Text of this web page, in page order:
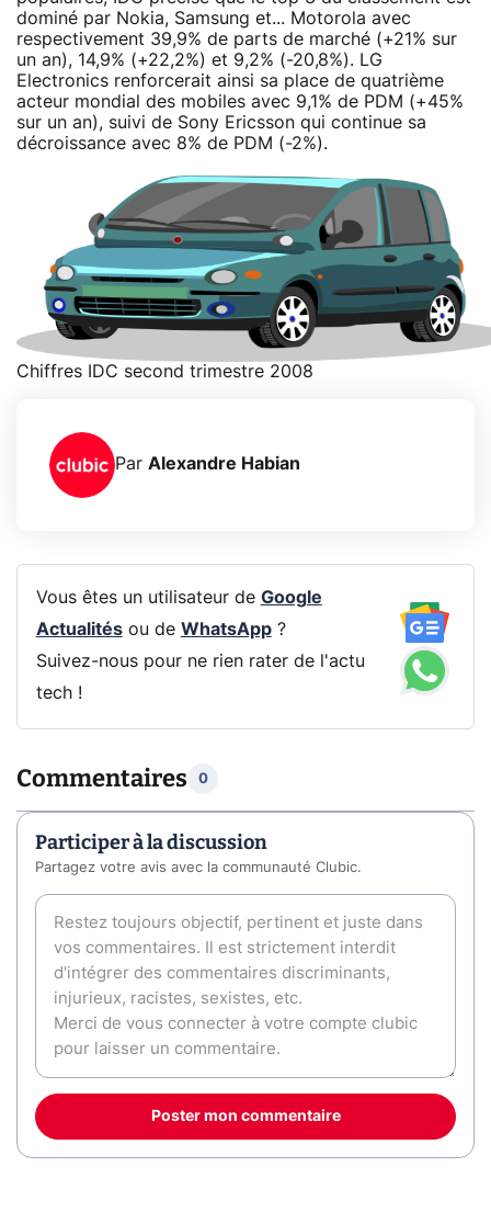
dominé par Nokia, Samsung et... Motorola avec
respectivement 39,9% de parts de marché (+21% sur
un an), 14,9% (+22,2%) et 9,2% (-20,8%). LG
Electronics renforcerait ainsi sa place de quatrième
acteur mondial des mobiles avec 9,1% de PDM (+45%
sur un an), suivi de Sony Ericsson qui continue sa
décroissance avec 8% de PDM (-2%).
Chiffres IDC second trimestre 2008
Par Alexandre Habian
Vous êtes un utilisateur de Google
Actualitésou de WhatsApp?
Suivez-nous pour ne rien rater de l'actu
tech !
Commentaires 0
Participer à la discussion
Partagez votre avis avec la communauté Clubic.
Poster mon commentaire